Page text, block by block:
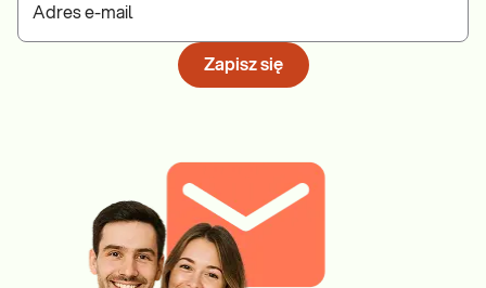
Adres e-mail
Zapisz się